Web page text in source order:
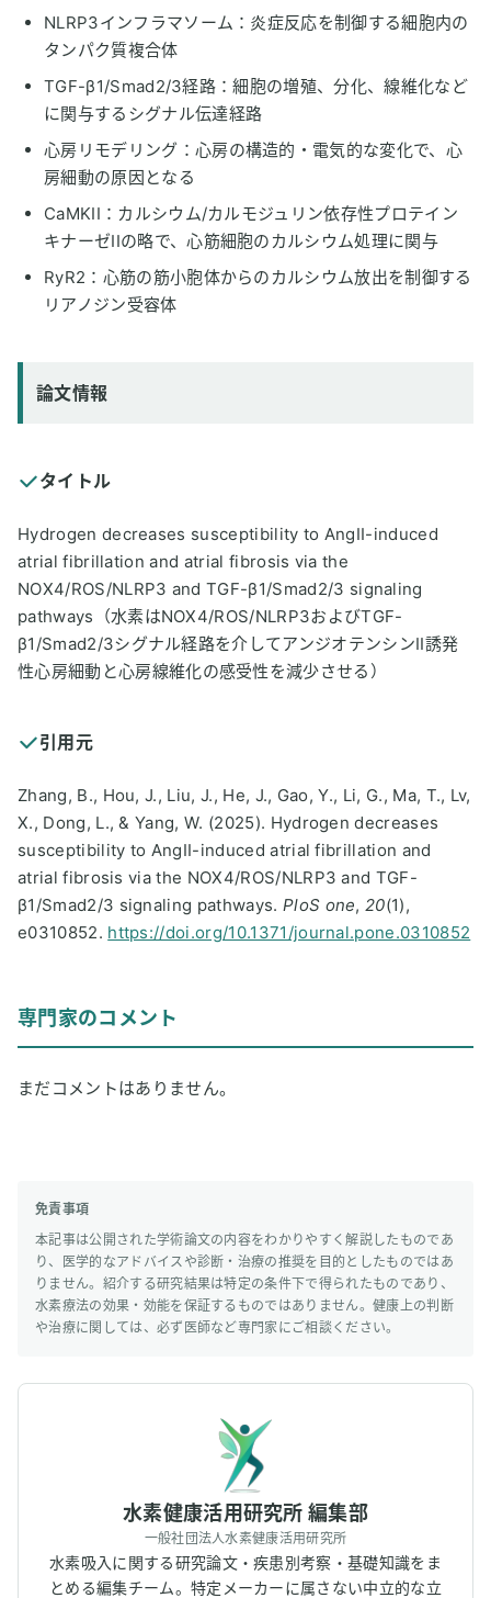
NLRP3インフラマソーム：炎症反応を制御する細胞内の
タンパク質複合体
TGF-β1/Smad2/3経路：細胞の増殖、分化、線維化など
に関与するシグナル伝達経路
心房リモデリング：心房の構造的・電気的な変化で、心
房細動の原因となる
CaMKII：カルシウム/カルモジュリン依存性プロテイン
キナーゼIIの略で、心筋細胞のカルシウム処理に関与
RyR2：心筋の筋小胞体からのカルシウム放出を制御する
リアノジン受容体
論文情報
タイトル
Hydrogen decreases susceptibility to AngII-induced
atrial fibrillation and atrial fibrosis via the
NOX4/ROS/NLRP3 and TGF-β1/Smad2/3 signaling
pathways（水素はNOX4/ROS/NLRP3およびTGF-
β1/Smad2/3シグナル経路を介してアンジオテンシンII誘発
性心房細動と心房線維化の感受性を減少させる）
引用元
Zhang, B., Hou, J., Liu, J., He, J., Gao, Y., Li, G., Ma, T., Lv,
X., Dong, L., & Yang, W. (2025). Hydrogen decreases
susceptibility to AngII-induced atrial fibrillation and
atrial fibrosis via the NOX4/ROS/NLRP3 and TGF-
β1/Smad2/3 signaling pathways. PloS one,20(1),
e0310852. https://doi.org/10.1371/journal.pone.0310852
専門家のコメント
まだコメントはありません。
免責事項
本記事は公開された学術論文の内容をわかりやすく解説したものであ
り、医学的なアドバイスや診断・治療の推奨を目的としたものではあ
りません。紹介する研究結果は特定の条件下で得られたものであり、
水素療法の効果・効能を保証するものではありません。健康上の判断
や治療に関しては、必ず医師など専門家にご相談ください。
水素健康活用研究所 編集部
一般社団法人水素健康活用研究所
水素吸入に関する研究論文・疾患別考察・基礎知識をま
とめる編集チーム。特定メーカーに属さない中立的な立